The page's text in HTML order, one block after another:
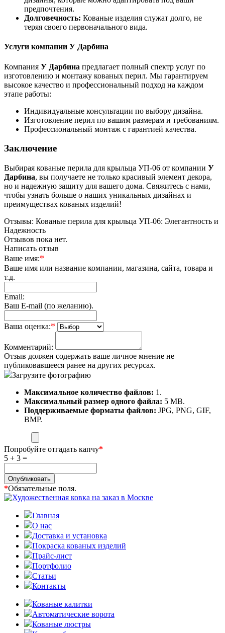
предпочтения.
Долговечность: Кованые изделия служат долго, не
теряя своего первоначального вида.
Услуги компании У Дарбина
Компания У Дарбина предлагает полный спектр услуг по
изготовлению и монтажу кованых перил. Мы гарантируем
высокое качество и профессиональный подход на каждом
этапе работы:
Индивидуальные консультации по выбору дизайна.
Изготовление перил по вашим размерам и требованиям.
Профессиональный монтаж с гарантией качества.
Заключение
Выбирая кованые перила для крыльца УП-06 от компании У
Дарбина, вы получаете не только красивый элемент декора,
но и надежную защиту для вашего дома. Свяжитесь с нами,
чтобы узнать больше о наших уникальных дизайнах и
преимуществах кованых изделий!
Отзывы: Кованые перила для крыльца УП-06: Элегантность и
Надежность
Отзывов пока нет.
Написать отзыв
Ваше имя:*
Ваше имя или название компании, магазина, сайта, товара и
т.д.
Email:
Ваш E-mail (по желанию).
Ваша оценка:*
Комментарий:
Отзыв должен содержать ваше личное мнение не
публиковавшееся ранее на других ресурсах.
Загрузите фотографию
Максимальное количество файлов: 1.
Максимальный размер одного файла: 5 MB.
Поддерживаемые форматы файлов: JPG, PNG, GIF,
BMP.
Попробуйте отгадать капчу*
5 + 3 =
Опубликовать
*Обязательные поля.
Главная
О нас
Доставка и установка
Покраска кованых изделий
Прайс-лист
Портфолио
Статьи
Контакты
Кованые калитки
Автоматические ворота
Кованые люстры